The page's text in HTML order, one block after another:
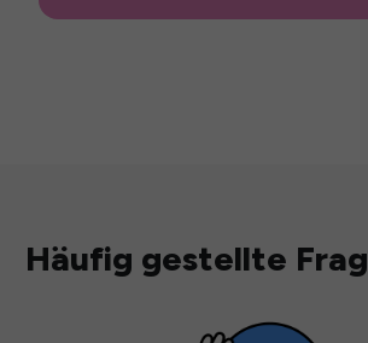
Häufig gestellte